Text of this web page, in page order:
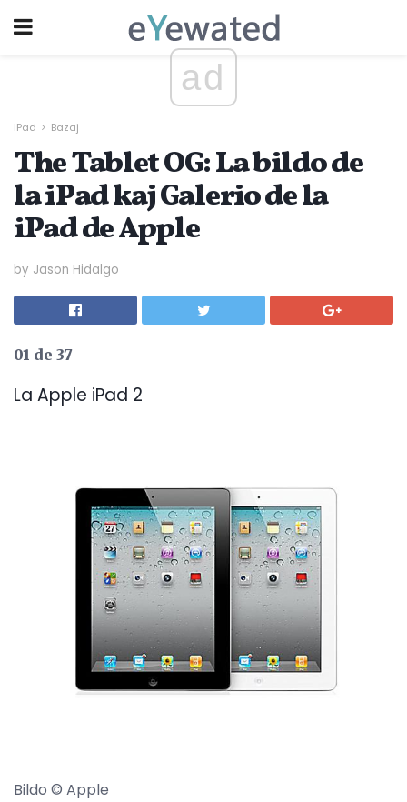
ad
IPad Bazaj
The Tablet OG: La bildo de
la iPad kaj Galerio de la
iPad de Apple
by Jason Hidalgo
01 de 37
La Apple iPad 2
Bildo © Apple